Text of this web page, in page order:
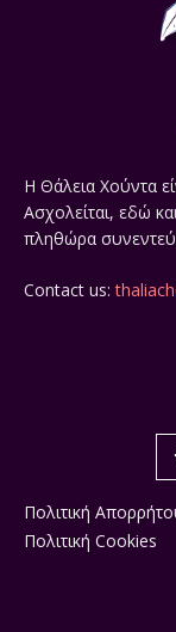
Η Θάλεια Χούντα
Ασχολείται, εδώ
πληθώρα
Contact us:
Πολιτική
Πολιτική Cookies